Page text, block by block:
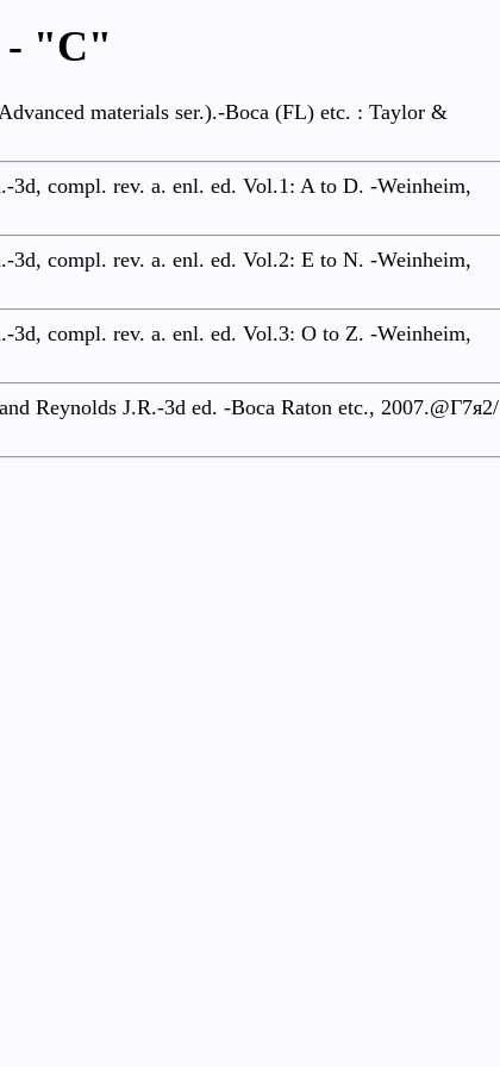
- "C"
materials ser.).-Boca (FL) etc. : Taylor &
3d, compl. rev. a. enl. ed. Vol.1: A to D. -Weinheim,
3d, compl. rev. a. enl. ed. Vol.2: E to N. -Weinheim,
3d, compl. rev. a. enl. ed. Vol.3: O to Z. -Weinheim,
Reynolds J.R.-3d ed. -Boca Raton etc., 2007.@Г7я2/